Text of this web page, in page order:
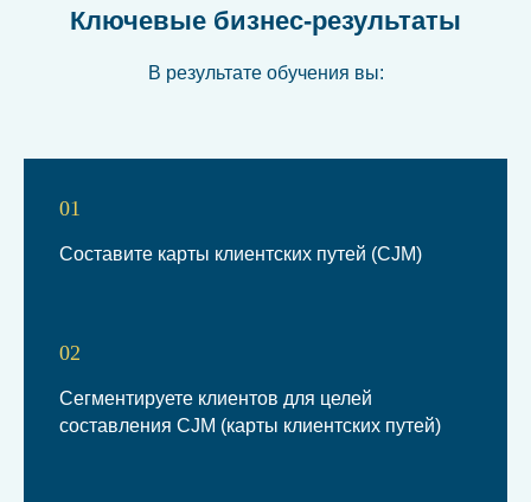
Ключевые бизнес-результаты
В результате обучения вы:
01
Составите карты клиентских путей (CJM)
02
Сегментируете клиентов для целей
составления CJM (карты клиентских путей)